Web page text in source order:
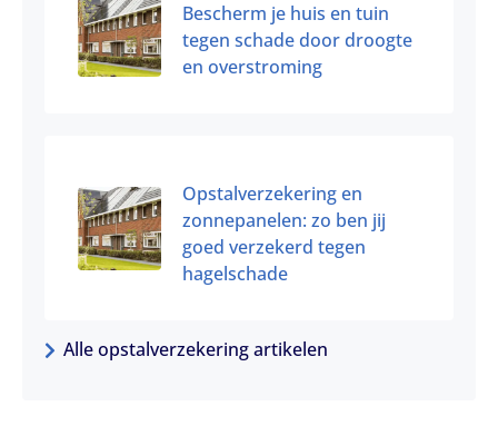
Bescherm je huis en tuin
tegen schade door droogte
en overstroming
Opstalverzekering en
zonnepanelen: zo ben jij
goed verzekerd tegen
hagelschade
Alle opstalverzekering artikelen